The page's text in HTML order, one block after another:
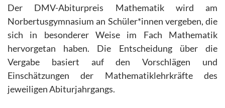
Der DMV-Abiturpreis Mathematik wird am
Norbertusgymnasium an Schüler*innen vergeben, die
sich in besonderer Weise im Fach Mathematik
hervorgetan haben. Die Entscheidung über die
Vergabe basiert auf den Vorschlägen und
Einschätzungen der Mathematiklehrkräfte des
jeweiligen Abiturjahrgangs.